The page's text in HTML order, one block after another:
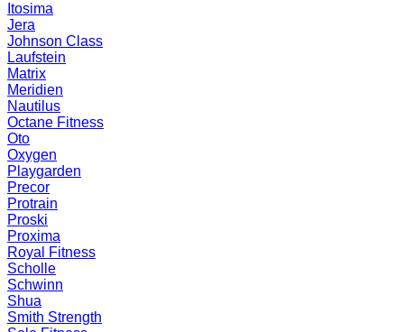
Itosima
Jera
Johnson Class
Laufstein
Matrix
Meridien
Nautilus
Octane Fitness
Oto
Oxygen
Playgarden
Precor
Protrain
Proski
Proxima
Royal Fitness
Scholle
Schwinn
Shua
Smith Strength